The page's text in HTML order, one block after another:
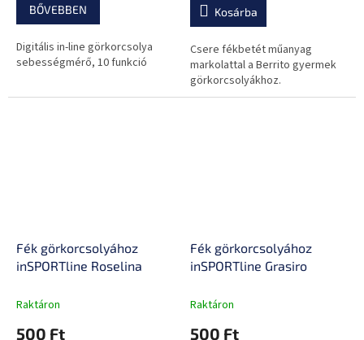
BŐVEBBEN
Digitális in-line görkorcsolya
sebességmérő, 10 funkció
Kosárba
Csere fékbetét műanyag
markolattal a Berrito gyermek
görkorcsolyákhoz.
Fék görkorcsolyához
inSPORTline Roselina
Raktáron
500 Ft
Fék görkorcsolyához
inSPORTline Grasiro
Raktáron
500 Ft